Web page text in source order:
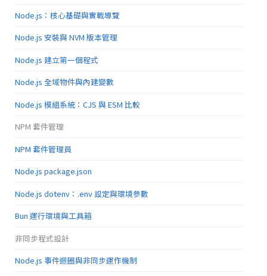
Node.js：核心基礎與實戰導覽
Node.js 安裝與 NVM 版本管理
Node.js 建立第一個程式
Node.js 全域物件與內建變數
Node.js 模組系統：CJS 與 ESM 比較
NPM 套件管理
NPM 套件管理員
Node.js package.json
Node.js dotenv：.env 設定與環境參數
Bun 運行環境與工具箱
非同步程式設計
Node.js 事件迴圈與非同步運作機制